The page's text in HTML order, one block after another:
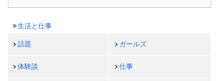
生活と仕事
話題 ガールズ
体験談 仕事